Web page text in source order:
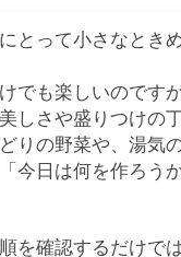
とって小さなとき
でも楽しいのです
しさや盛りつけの
りの野菜や、湯気
今日は何を作ろう
を確認するだけで